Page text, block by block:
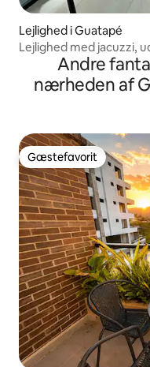
Lejlighed i Guatapé
Lejlighed med jacuzzi,
Andre
nærheden af
Gæstefavorit
Gæstefavorit